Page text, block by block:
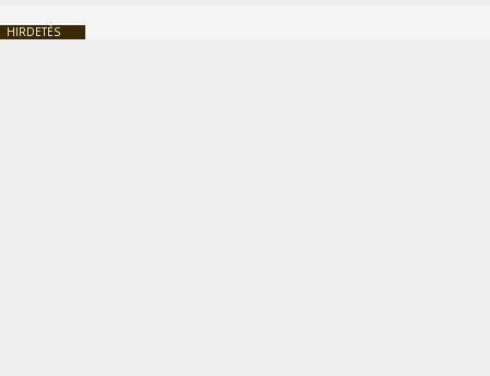
HIRDETÉS